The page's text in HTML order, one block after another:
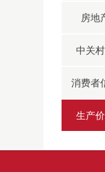
房地
中关
消费者
生产